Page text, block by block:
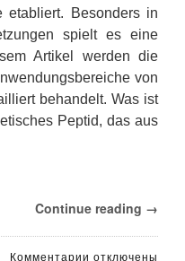
etabliert. Besonders in
spielt es eine
Artikel werden die
von
behandelt. Was ist
Peptid, das aus
Continue reading →
Комментарии котключены